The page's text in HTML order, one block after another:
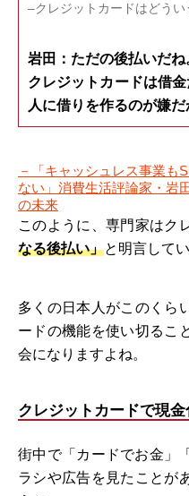
–クレジットカードはどう
岩田：ただの後払いだね
クレジットカードは借
人に借りを作るのが嫌だ
－「キャッシュレス事業も
ない」消費生活評論家・岩
の未来
このように、専門家はク
なる後払い」と明言してい
多くの日本人がこのくら
ードの機能を使い切るこ
会になりますよね。
クレジットカードで現金
街中で「カードでお金」
ラシや広告を見たことが